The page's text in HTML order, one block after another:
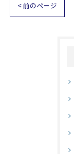
< 前のページ